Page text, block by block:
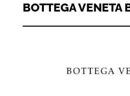
BOTTEGA VENETA